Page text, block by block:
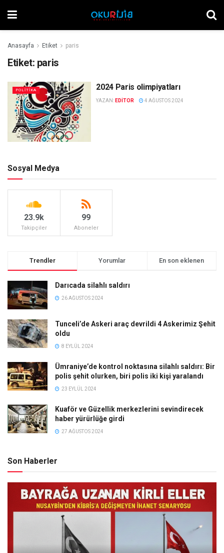
Anasayfa Etiket paris
Etiket: paris
POLITIKA 2024 Paris olimpiyatları
YAZAN: EDITOR 4 AĞUSTOS 2024
Sosyal Medya
23.9k
Takipçiler
99
Aboneler
Trendler Yorumlar En son eklenen
Darıcada silahlı saldırı
26 AĞUSTOS 2024
Tunceli’de Askeri araç devrildi 4 Askerimiz Şehit
oldu
8 EYLÜL 2024
Ümraniye’de kontrol noktasına silahlı saldırı: Bir
polis şehit olurken, biri polis iki kişi yaralandı
23 EYLÜL 2024
Kuaför ve Güzellik merkezlerini sevindirecek
haber yürürlüğe girdi
27 AĞUSTOS 2024
Son Haberler